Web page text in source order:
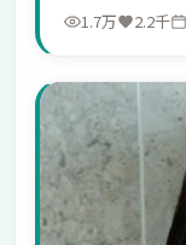
1.7万 2.2千